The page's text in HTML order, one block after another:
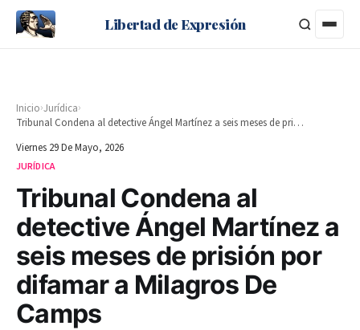
Libertad de Expresión
Inicio›Jurídica›
Tribunal Condena al detective Ángel Martínez a seis meses de prisión por difamar a Milagros De Camps
Viernes 29 De Mayo, 2026
JURÍDICA
Tribunal Condena al
detective Ángel Martínez a
seis meses de prisión por
difamar a Milagros De
Camps